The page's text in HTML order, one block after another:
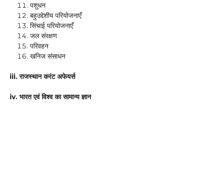
पशुधन
बहुउद्देशीय परियोजनाएँ
सिंचाई परियोजनाएँ
जल संरक्षण
परिवहन
खनिज संसाधन
iii. राजस्थान करंट अफेयर्स
iv. भारत एवं विश्व का सामान्य ज्ञान